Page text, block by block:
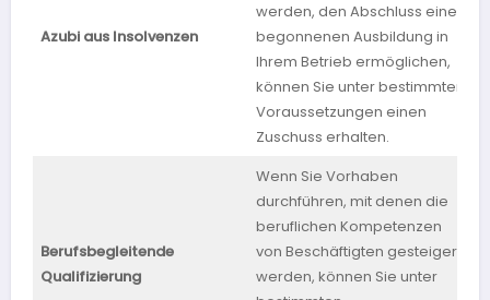
Azubi aus Insolvenzen
werden, den Abschluss einer
begonnenen Ausbildung in
Ihrem Betrieb ermöglichen,
können Sie unter bestimmten
Voraussetzungen einen
Zuschuss erhalten.
Berufsbegleitende
Qualifizierung
Wenn Sie Vorhaben
durchführen, mit denen die
beruflichen Kompetenzen
von Beschäftigten gesteigert
werden, können Sie unter